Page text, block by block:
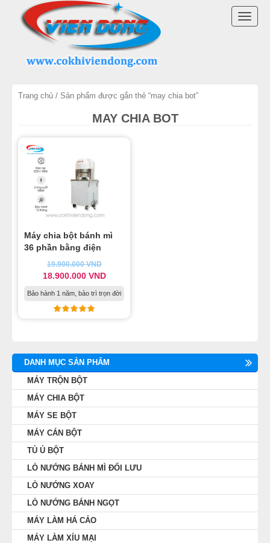
Trang chủ / Sản phẩm được gắn thẻ “may chia bot”
MAY CHIA BOT
Máy chia bột bánh mì
36 phần bằng điện
19.900.000VND
18.900.000 VND
Bảo hành 1 năm, bảo trì trọn đời
DANH MỤC SẢN PHẨM
MÁY TRỘN BỘT
MÁY CHIA BỘT
MÁY SE BỘT
MÁY CÁN BỘT
TỦ Ủ BỘT
LÒ NƯỚNG BÁNH MÌ ĐỐI LƯU
LÒ NƯỚNG XOAY
LÒ NƯỚNG BÁNH NGỌT
MÁY LÀM HÁ CẢO
MÁY LÀM XÍU MẠI
DANH MỤC SẢN PHẨM
MÁY TRỘN BỘT
MÁY SE BỘT
TỦ Ủ BỘT
LÒ NƯỚNG BÁNH MÌ ĐỐI LƯU
LÒ NƯỚNG BÁNH NGỌT
DÂY CHUYỀN LÀM BÁNH MÌ
DÂY CHUYỀN LÀM BÁNH NGỌT
DÂY CHUYỀN LÀM BÁNH BAO
DÂY CHUYỀN LÀM BÁNH TRUNG THU
THIẾT BỊ VIỄN ĐÔNG